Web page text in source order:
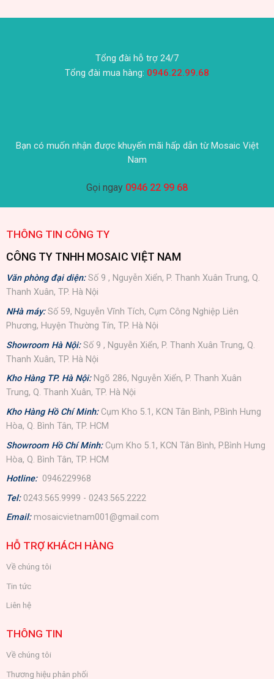
Tổng đài hỗ trợ 24/7
Tổng đài mua hàng: 0946.22.99.68
Bạn có muốn nhận được khuyến mãi hấp dẫn từ Mosaic Việt
Nam
Gọi ngay 0946 22 99 68
THÔNG TIN CÔNG TY
CÔNG TY TNHH MOSAIC VIỆT NAM
Văn phòng đại diện:Số 9 , Nguyễn Xiển, P. Thanh Xuân Trung, Q.
Thanh Xuân, TP. Hà Nội
NHà máy: Số 59, Nguyễn Vĩnh Tích, Cụm Công Nghiệp Liên
Phương, Huyện Thường Tín, TP. Hà Nội
Showroom Hà Nội: Số 9 , Nguyễn Xiển, P. Thanh Xuân Trung, Q.
Thanh Xuân, TP. Hà Nội
Kho Hàng TP. Hà Nội: Ngõ 286, Nguyễn Xiển, P. Thanh Xuân
Trung, Q. Thanh Xuân, TP. Hà Nội
Kho Hàng Hồ Chí Minh: Cụm Kho 5.1, KCN Tân Bình, P.Bình Hưng
Hòa, Q. Bình Tân, TP. HCM
Showroom Hồ Chí Minh: Cụm Kho 5.1, KCN Tân Bình, P.Bình Hưng
Hòa, Q. Bình Tân, TP. HCM
Hotline: 0946229968
Tel: 0243.565.9999 - 0243.565.2222
Email: mosaicvietnam001@gmail.com
HỖ TRỢ KHÁCH HÀNG
Về chúng tôi
Tin tức
Liên hệ
THÔNG TIN
Về chúng tôi
Thương hiệu phân phối